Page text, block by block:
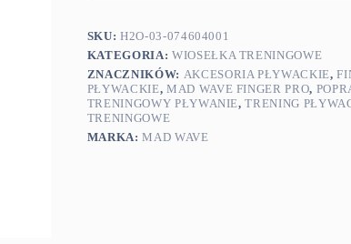
Finger
Pro
SKU:H2O-03-074604001
KATEGORIA: WIOSEŁKA TRENINGOWE
ZNACZNIKÓW: AKCESORIA PŁYWACKIE,
PŁYWACKIE, MAD WAVE FINGER PRO,
TRENINGOWY PŁYWANIE,TRENING
TRENINGOWE
MARKA:MAD WAVE